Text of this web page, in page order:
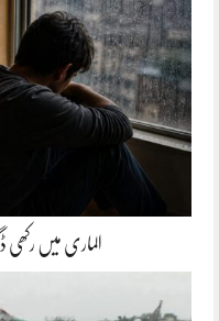
الماری میں